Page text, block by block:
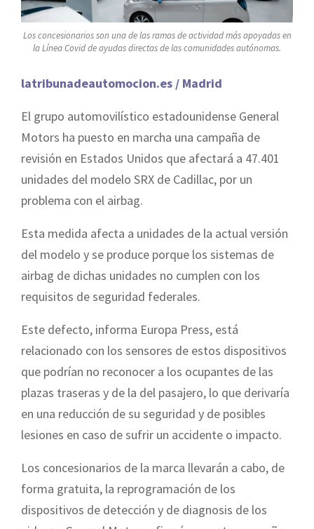
Los concesionarios son una de las ramas de actividad más apoyadas en
la Línea Covid de ayudas directas de las comunidades autónomas.
latribunadeautomocion.es / Madrid
El grupo automovilístico estadounidense General
Motors ha puesto en marcha una campaña de
revisión en Estados Unidos que afectará a 47.401
unidades del modelo SRX de Cadillac, por un
problema con el airbag.
Esta medida afecta a unidades de la actual versión
del modelo y se produce porque los sistemas de
airbag de dichas unidades no cumplen con los
requisitos de seguridad federales.
Este defecto, informa Europa Press, está
relacionado con los sensores de estos dispositivos
que podrían no reconocer a los ocupantes de las
plazas traseras y de la del pasajero, lo que derivaría
en una reducción de su seguridad y de posibles
lesiones en caso de sufrir un accidente o impacto.
Los concesionarios de la marca llevarán a cabo, de
forma gratuita, la reprogramación de los
dispositivos de detección y de diagnosis de los